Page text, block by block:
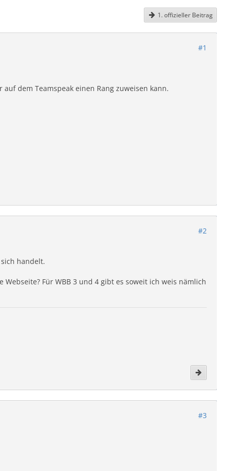
1. offizieller Beitrag
#1
dem Teamspeak einen Rang zuweisen kann.
#2
handelt.
Für WBB 3 und 4 gibt es soweit ich weis nämlich
#3